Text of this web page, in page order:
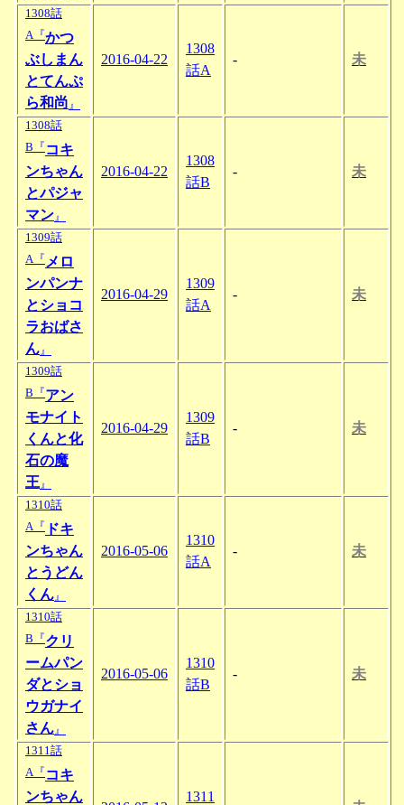
1308話
A『かつ
ぶしまん
とてんぷ
ら和尚 』
2016-04-22
1308
話A
- 未
1308話
B『 コキ
ンちゃん
とパジャ
マン 』
2016-04-22
1308
話B
- 未
1309話
A『 メロ
ンパンナ
とショコ
ラおばさ
ん 』
2016-04-29
1309
話A
- 未
1309話
B『アン
モナイト
くんと化
石の魔
王 』
2016-04-29
1309
話B
- 未
1310話
A『 ドキ
ンちゃん
とうどん
くん 』
2016-05-06
1310
話A
- 未
1310話
B『クリ
ームパン
ダとショ
ウガナイ
さん 』
2016-05-06
1310
話B
- 未
1311話
A『 コキ
ンちゃん
1311